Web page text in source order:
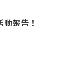
報告！